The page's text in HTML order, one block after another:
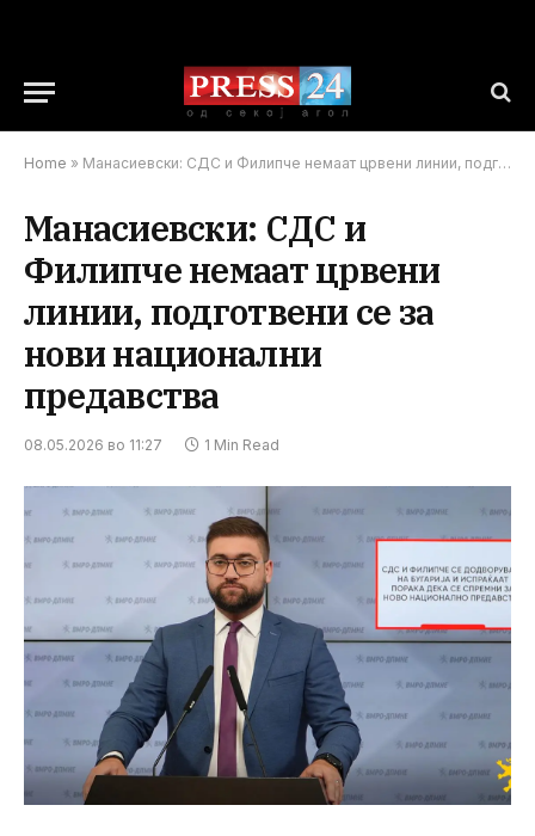
Home » Манасиевски: СДС и Филипче немаат црвени линии, подготвени се за нови национални предавства
Манасиевски: СДС и
Филипче немаат црвени
линии, подготвени се за
нови национални
предавства
08.05.2026 во 11:27 1 Min Read